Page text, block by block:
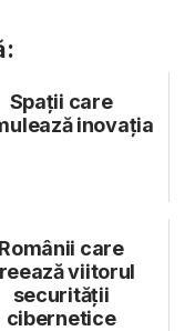
Spații care
inovația
Românii care
viitorul
securității
cibernetice